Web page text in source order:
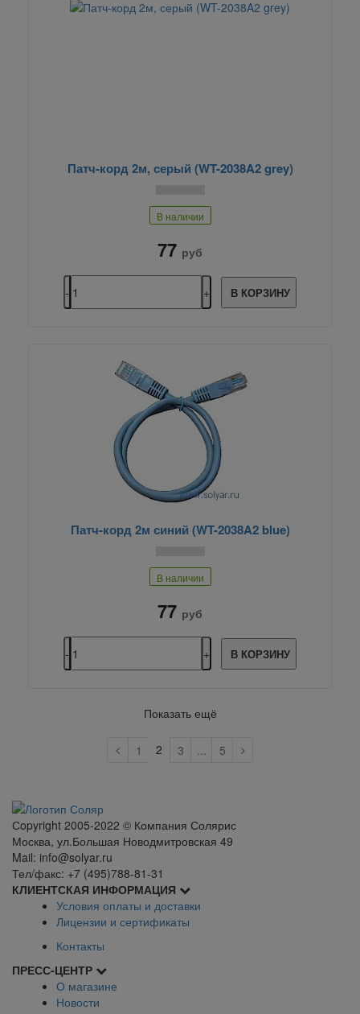
Патч-корд 2м, серый (WT-2038A2 grey)
В наличии
77 руб
В КОРЗИНУ
Патч-корд 2м синий (WT-2038A2 blue)
В наличии
77 руб
В КОРЗИНУ
Показать ещё
1 2 3 ... 5
Сopyright 2005-2022 © Компания Солярис
Москва, ул.Большая Новодмитровская 49
Mail: info@solyar.ru
Тел/факс: +7 (495)788-81-31
КЛИЕНТСКАЯ ИНФОРМАЦИЯ
Условия оплаты и доставки
Лицензии и сертификаты
Контакты
ПРЕСС-ЦЕНТР
О магазине
Новости